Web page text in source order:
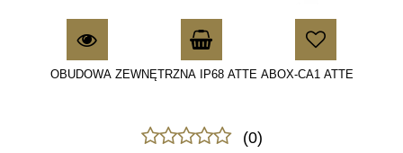
OBUDOWA ZEWNĘTRZNA IP68 ATTE ABOX-CA1 ATTE
(0)